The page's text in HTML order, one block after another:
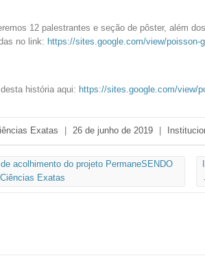
12 palestrantes e seção de pôster, além
no link: https://sites.google.com/view/poisson-
história aqui: https://sites.google.com/view/
Exatas | 26 de junho de 2019 |
acolhimento do projeto PermaneSENDO
Exatas